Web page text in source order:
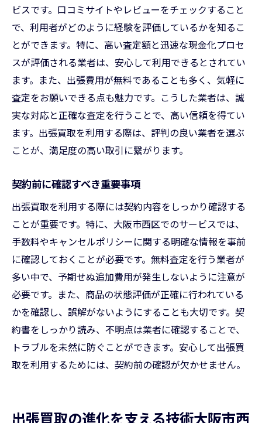
ビスです。口コミサイトやレビューをチェックすること
で、利用者がどのように経験を評価しているかを知るこ
とができます。特に、高い査定額と迅速な現金化プロセ
スが評価される業者は、安心して利用できるとされてい
ます。また、出張費用が無料であることも多く、気軽に
査定をお願いできる点も魅力です。こうした業者は、誠
実な対応と正確な査定を行うことで、高い信頼を得てい
ます。出張買取を利用する際は、評判の良い業者を選ぶ
ことが、満足度の高い取引に繋がります。
契約前に確認すべき重要事項
出張買取を利用する際には契約内容をしっかり確認する
ことが重要です。特に、大阪市西区でのサービスでは、
手数料やキャンセルポリシーに関する明確な情報を事前
に確認しておくことが必要です。無料査定を行う業者が
多い中で、予期せぬ追加費用が発生しないように注意が
必要です。また、商品の状態評価が正確に行われている
かを確認し、誤解がないようにすることも大切です。契
約書をしっかり読み、不明点は業者に確認することで、
トラブルを未然に防ぐことができます。安心して出張買
取を利用するためには、契約前の確認が欠かせません。
出張買取の進化を支える技術大阪市西